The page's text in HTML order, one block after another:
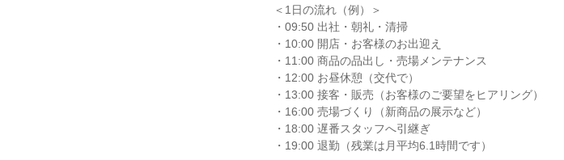
＜1日の流れ（例）＞
・09:50 出社・朝礼・清掃
・10:00 開店・お客様のお出迎え
・11:00 商品の品出し・売場メンテナンス
・12:00 お昼休憩（交代で）
・13:00 接客・販売（お客様のご要望をヒアリング）
・16:00 売場づくり（新商品の展示など）
・18:00 遅番スタッフへ引継ぎ
・19:00 退勤（残業は月平均6.1時間です）